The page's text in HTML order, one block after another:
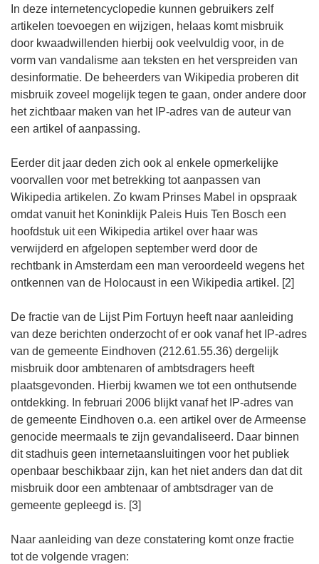
In deze internetencyclopedie kunnen gebruikers zelf
artikelen toevoegen en wijzigen, helaas komt misbruik
door kwaadwillenden hierbij ook veelvuldig voor, in de
vorm van vandalisme aan teksten en het verspreiden van
desinformatie. De beheerders van Wikipedia proberen dit
misbruik zoveel mogelijk tegen te gaan, onder andere door
het zichtbaar maken van het IP-adres van de auteur van
een artikel of aanpassing.
Eerder dit jaar deden zich ook al enkele opmerkelijke
voorvallen voor met betrekking tot aanpassen van
Wikipedia artikelen. Zo kwam Prinses Mabel in opspraak
omdat vanuit het Koninklijk Paleis Huis Ten Bosch een
hoofdstuk uit een Wikipedia artikel over haar was
verwijderd en afgelopen september werd door de
rechtbank in Amsterdam een man veroordeeld wegens het
ontkennen van de Holocaust in een Wikipedia artikel. [2]
De fractie van de Lijst Pim Fortuyn heeft naar aanleiding
van deze berichten onderzocht of er ook vanaf het IP-adres
van de gemeente Eindhoven (212.61.55.36) dergelijk
misbruik door ambtenaren of ambtsdragers heeft
plaatsgevonden. Hierbij kwamen we tot een onthutsende
ontdekking. In februari 2006 blijkt vanaf het IP-adres van
de gemeente Eindhoven o.a. een artikel over de Armeense
genocide meermaals te zijn gevandaliseerd. Daar binnen
dit stadhuis geen internetaansluitingen voor het publiek
openbaar beschikbaar zijn, kan het niet anders dan dat dit
misbruik door een ambtenaar of ambtsdrager van de
gemeente gepleegd is. [3]
Naar aanleiding van deze constatering komt onze fractie
tot de volgende vragen: